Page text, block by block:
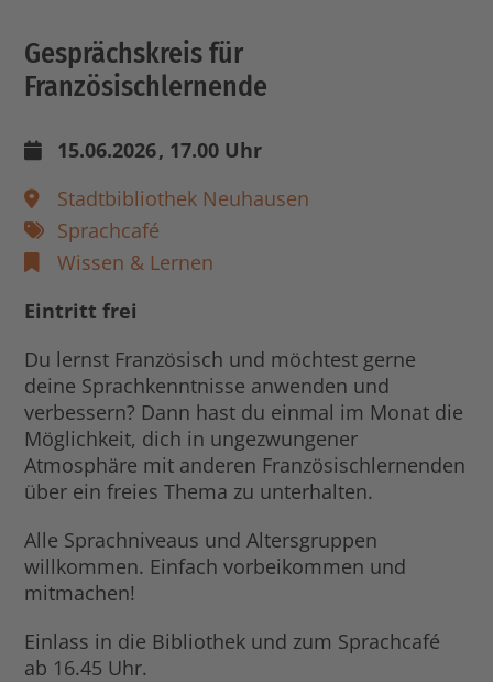
Gesprächskreis für
Französischlernende
15.06.2026, 17.00 Uhr
Stadtbibliothek Neuhausen
Sprachcafé
Wissen & Lernen
Eintritt frei
Du lernst Französisch und möchtest gerne
deine Sprachkenntnisse anwenden und
verbessern? Dann hast du einmal im Monat die
Möglichkeit, dich in ungezwungener
Atmosphäre mit anderen Französischlernenden
über ein freies Thema zu unterhalten.
Alle Sprachniveaus und Altersgruppen
willkommen. Einfach vorbeikommen und
mitmachen!
Einlass in die Bibliothek und zum Sprachcafé
ab 16.45 Uhr.